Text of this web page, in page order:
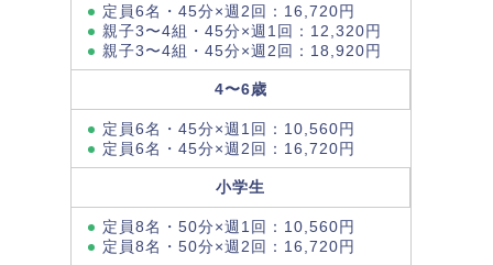
定員6名・45分×週2回：16,720円
親子3〜4組・45分×週1回：12,320円
親子3〜4組・45分×週2回：18,920円
4〜6歳
定員6名・45分×週1回：10,560円
定員6名・45分×週2回：16,720円
小学生
定員8名・50分×週1回：10,560円
定員8名・50分×週2回：16,720円